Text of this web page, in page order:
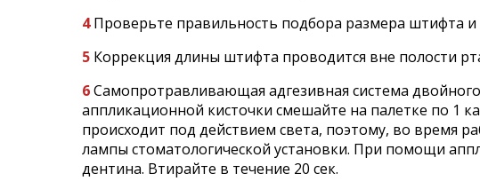
4Проверьте правильность подбора размера штифта и
5 Коррекция длины штифта проводится вне полости
6Самопротравливающая адгезивная система
аппликационной кисточки смешайте на палетке по 1
происходит под действием света, поэтому, во время
лампы стоматологической установки. При помощи
дентина. Втирайте в течение 20 сек.